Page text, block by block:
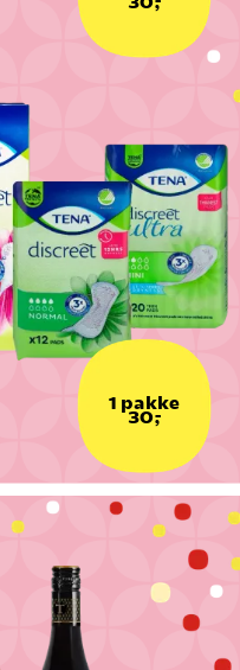
1 pakke
30,-